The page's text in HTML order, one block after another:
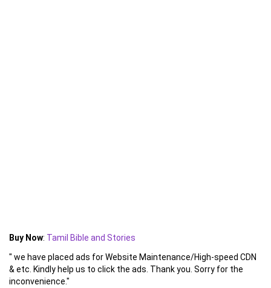
Buy Now: Tamil Bible and Stories
" we have placed ads for Website Maintenance/High-speed CDN
& etc. Kindly help us to click the ads. Thank you. Sorry for the
inconvenience."